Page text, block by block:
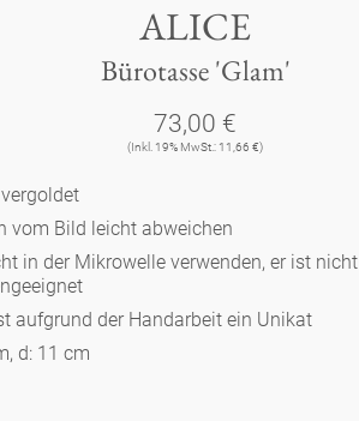
ALICE
Bürotasse 'Glam'
73,00 €
(Inkl. 19% MwSt.: 11,66 €)
vom Bild leicht abweichen
in der Mikrowelle verwenden, er ist nicht
aufgrund der Handarbeit ein Unikat
d: 11 cm